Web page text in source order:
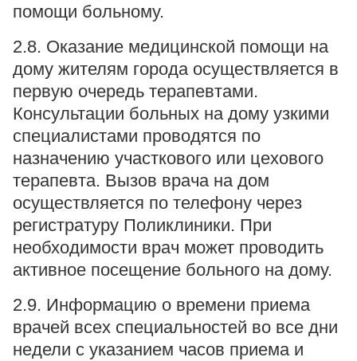
помощи больному.
2.8. Оказание медицинской помощи на
дому жителям города осуществляется в
первую очередь терапевтами.
Консультации больных на дому узкими
специалистами проводятся по
назначению участкового или цехового
терапевта. Вызов врача на дом
осуществляется по телефону через
регистратуру Поликлиники. При
необходимости врач может проводить
активное посещение больного на дому.
2.9. Информацию о времени приема
врачей всех специальностей во все дни
недели с указанием часов приема и